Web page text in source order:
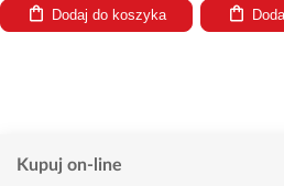
koszyka Dodaj do koszyka
Kupuj on-line